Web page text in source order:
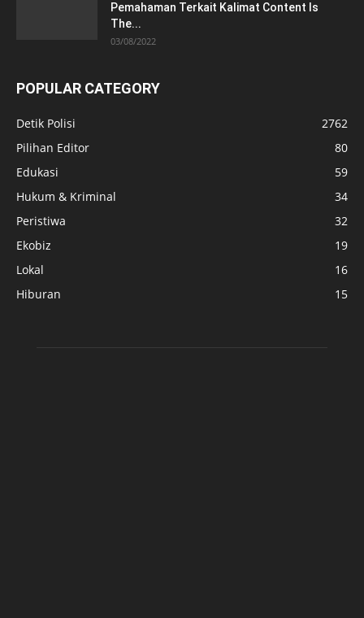
Pemahaman Terkait Kalimat Content Is
The...
03/08/2022
POPULAR CATEGORY
Detik Polisi
2762
Pilihan Editor
80
Edukasi
59
Hukum & Kriminal
34
Peristiwa
32
Ekobiz
19
Lokal
16
Hiburan
15